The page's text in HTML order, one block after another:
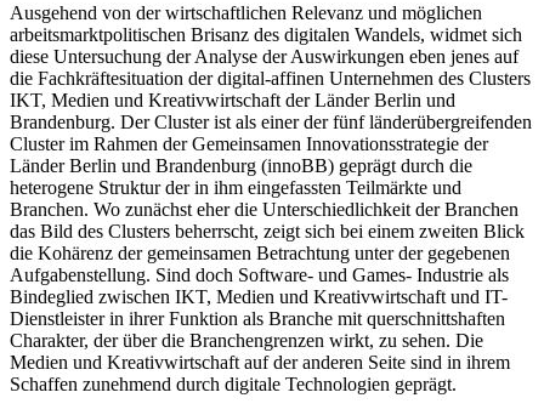
Ausgehend von der wirtschaftlichen Relevanz und möglichen
arbeitsmarktpolitischen Brisanz des digitalen Wandels, widmet sich
diese Untersuchung der Analyse der Auswirkungen eben jenes auf
die Fachkräftesituation der digital-affinen Unternehmen des Clusters
IKT, Medien und Kreativwirtschaft der Länder Berlin und
Brandenburg. Der Cluster ist als einer der fünf länderübergreifenden
Cluster im Rahmen der Gemeinsamen Innovationsstrategie der
Länder Berlin und Brandenburg (innoBB) geprägt durch die
heterogene Struktur der in ihm eingefassten Teilmärkte und
Branchen. Wo zunächst eher die Unterschiedlichkeit der Branchen
das Bild des Clusters beherrscht, zeigt sich bei einem zweiten Blick
die Kohärenz der gemeinsamen Betrachtung unter der gegebenen
Aufgabenstellung. Sind doch Software- und Games- Industrie als
Bindeglied zwischen IKT, Medien und Kreativwirtschaft und IT-
Dienstleister in ihrer Funktion als Branche mit querschnittshaften
Charakter, der über die Branchengrenzen wirkt, zu sehen. Die
Medien und Kreativwirtschaft auf der anderen Seite sind in ihrem
Schaffen zunehmend durch digitale Technologien geprägt.